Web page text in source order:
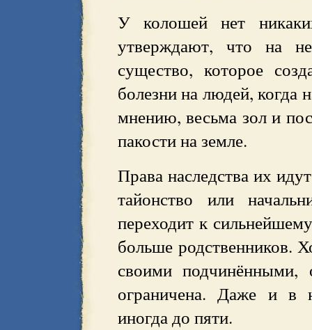
У колошей нет
утверждают, что на
существо, которое
болезни на людей, когда
мнению, весьма зол и
пакости на земле.
Права наследства их
тайонство или
переходит к
больше родственников.
своими подчинёнными,
ограничена. Даже и в
иногда до пяти.